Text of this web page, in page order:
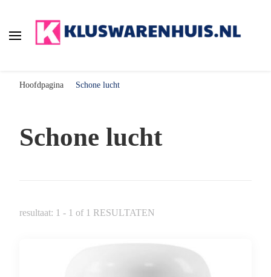
Hoofdpagina Schone lucht
Schone lucht
resultaat: 1 - 1 of 1 RESULTATEN